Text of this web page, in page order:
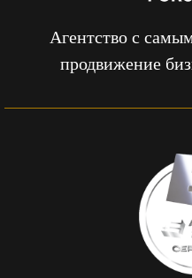
Агентство с
продвижение